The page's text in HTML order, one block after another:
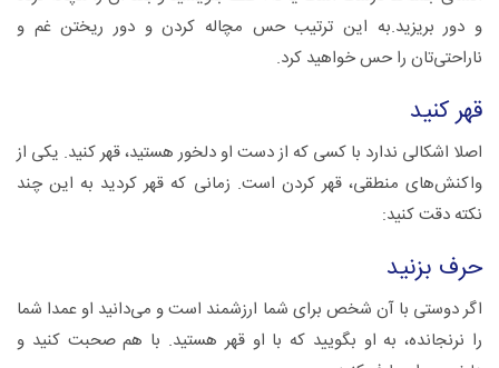
و دور بریزید.به این ترتیب حس مچاله کردن و دور ریختن غم و
ناراحتی‌تان را حس خواهید کرد.
قهر کنید
اصلا اشکالی ندارد با کسی که از دست او دلخور هستید، قهر کنید. یکی از
واکنش‌های منطقی، قهر کردن است. زمانی که قهر کردید به این چند
نکته دقت کنید:
حرف بزنید
اگر دوستی با آن شخص برای شما ارزشمند است و می‌دانید او عمدا شما
را نرنجانده، به او بگویید که با او قهر هستید. با هم صحبت کنید و